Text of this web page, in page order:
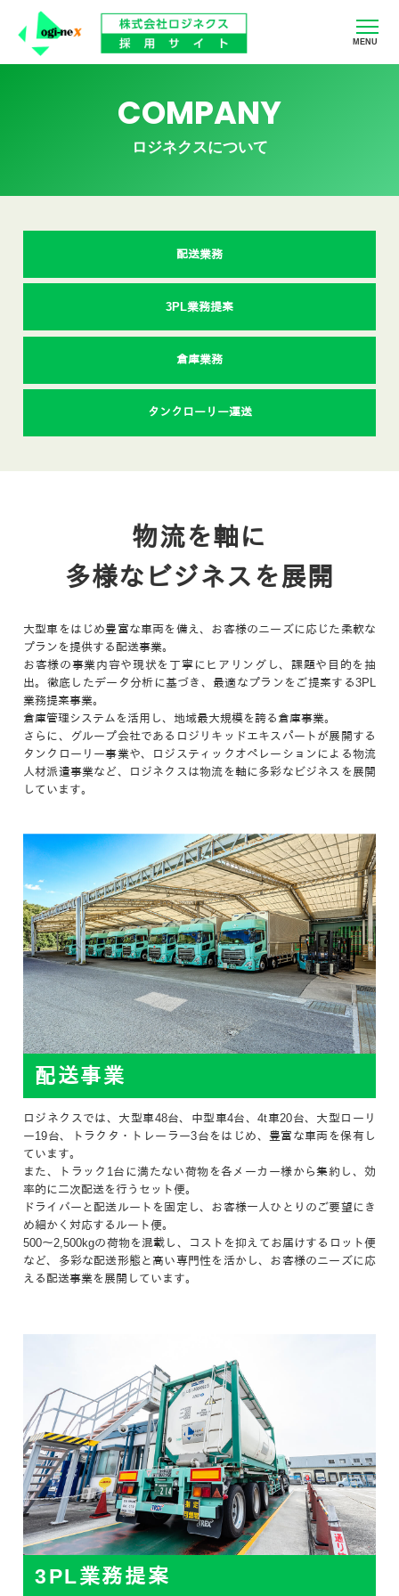
MENU
COMPANY
ロジネクスについて
配送業務
3PL業務提案
倉庫業務
タンクローリー運送
物流を軸に
多様なビジネスを展開
大型車をはじめ豊富な車両を備え、お客様のニーズに応じた柔軟な
プランを提供する配送事業。
お客様の事業内容や現状を丁寧にヒアリングし、課題や目的を抽
出。徹底したデータ分析に基づき、最適なプランをご提案する3PL
業務提案事業。
倉庫管理システムを活用し、地域最大規模を誇る倉庫事業。
さらに、グループ会社であるロジリキッドエキスパートが展開する
タンクローリー事業や、ロジスティックオペレーションによる物流
人材派遣事業など、ロジネクスは物流を軸に多彩なビジネスを展開
しています。
配送事業
ロジネクスでは、大型車48台、中型車4台、4t車20台、大型ローリ
ー19台、トラクタ・トレーラー3台をはじめ、豊富な車両を保有し
ています。
また、トラック1台に満たない荷物を各メーカー様から集約し、効
率的に二次配送を行うセット便。
ドライバーと配送ルートを固定し、お客様一人ひとりのご要望にき
め細かく対応するルート便。
500～2,500kgの荷物を混載し、コストを抑えてお届けするロット便
など、多彩な配送形態と高い専門性を活かし、お客様のニーズに応
える配送事業を展開しています。
3PL業務提案